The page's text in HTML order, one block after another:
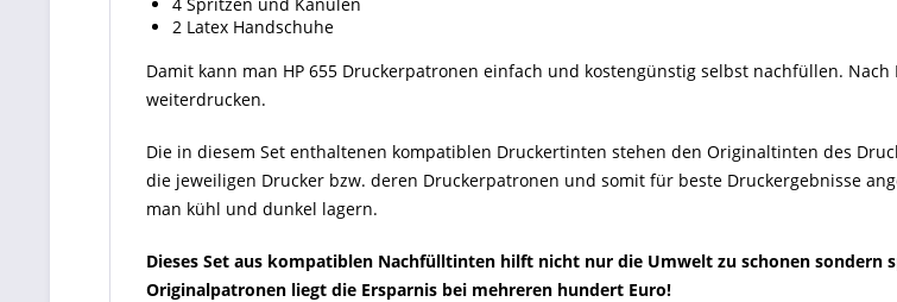
2 Latex Handschuhe
Damit kann man HP 655 Druckerpatronen einfach und kostengünstig selbst nachfüllen.
weiterdrucken.
Die in diesem Set enthaltenen kompatiblen Druckertinten stehen den Originaltinten des
die jeweiligen Drucker bzw. deren Druckerpatronen und somit für beste Druckergebnisse
man kühl und dunkel lagern.
Dieses Set aus kompatiblen Nachfülltinten hilft nicht nur die Umwelt zu schonen sondern
Originalpatronen liegt die Ersparnis bei mehreren hundert Euro!